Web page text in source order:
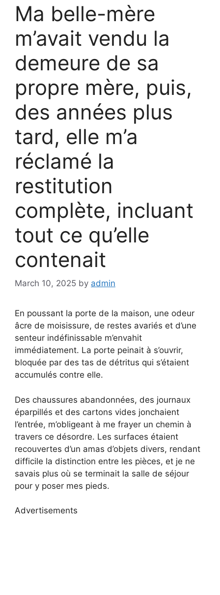
Ma belle-mère
m’avait vendu la
demeure de sa
propre mère, puis,
des années plus
tard, elle m’a
réclamé la
restitution
complète, incluant
tout ce qu’elle
contenait
March 10, 2025 by admin
En poussant la porte de la maison, une odeur
âcre de moisissure, de restes avariés et d’une
senteur indéfinissable m’envahit
immédiatement. La porte peinait à s’ouvrir,
bloquée par des tas de détritus qui s’étaient
accumulés contre elle.
Des chaussures abandonnées, des journaux
éparpillés et des cartons vides jonchaient
l’entrée, m’obligeant à me frayer un chemin à
travers ce désordre. Les surfaces étaient
recouvertes d’un amas d’objets divers, rendant
difficile la distinction entre les pièces, et je ne
savais plus où se terminait la salle de séjour
pour y poser mes pieds.
Advertisements